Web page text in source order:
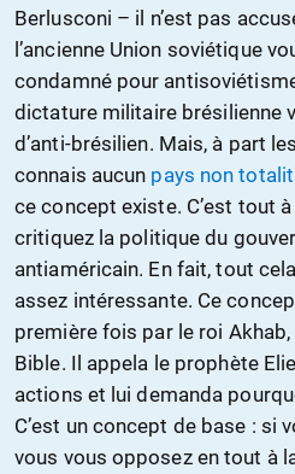
Berlusconi – il n’est pas
l’ancienne Union soviétique
condamné pour
dictature militaire brésilienne
d’anti-brésilien. Mais, à part
connais aucun pays non
ce concept existe. C’est tout
critiquez la politique du
antiaméricain. En fait, tout
assez intéressante. Ce
première fois par le roi
Bible. Il appela le prophète
actions et lui demanda
C’est un concept de base : si
vous vous opposez en tout à